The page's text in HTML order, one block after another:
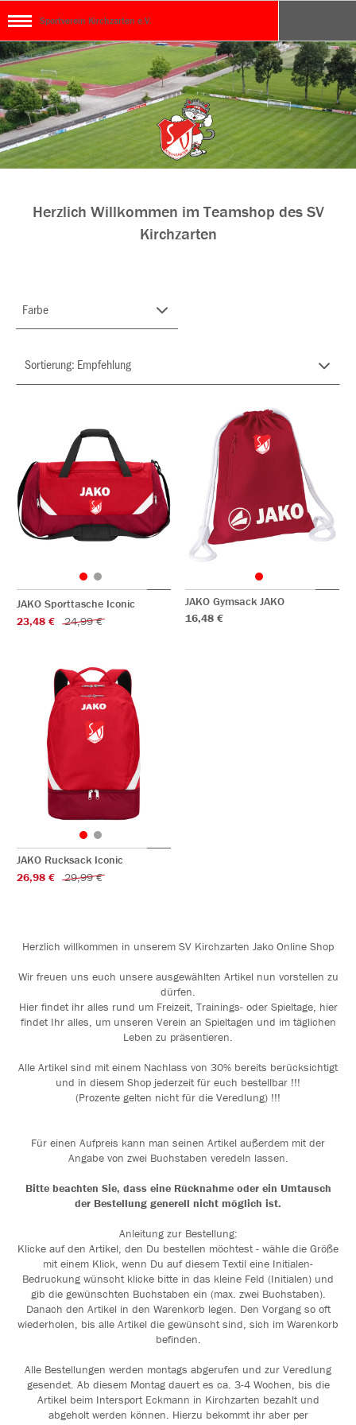
Sportverein Kirchzarten e.V.
Herzlich Willkommen im Teamshop des SV
Kirchzarten
Farbe
JAKO Sporttasche Iconic
23,48 €
24,99 €
JAKO Gymsack JAKO
16,48 €
JAKO Rucksack Iconic
26,98 €
29,99 €
Herzlich willkommen in unserem SV Kirchzarten Jako Online Shop
Wir freuen uns euch unsere ausgewählten Artikel nun vorstellen zu
dürfen.
Hier findet ihr alles rund um Freizeit, Trainings- oder Spieltage, hier
findet Ihr alles, um unseren Verein an Spieltagen und im täglichen
Leben zu präsentieren.
Alle Artikel sind mit einem Nachlass von 30% bereits berücksichtigt
und in diesem Shop jederzeit für euch bestellbar !!!
(Prozente gelten nicht für die Veredlung) !!!
Für einen Aufpreis kann man seinen Artikel außerdem mit der
Angabe von zwei Buchstaben veredeln lassen.
Bitte beachten Sie, dass eine Rücknahme oder ein Umtausch
der Bestellung generell nicht möglich ist.
Anleitung zur Bestellung:
Klicke auf den Artikel, den Du bestellen möchtest - wähle die Größe
mit einem Klick, wenn Du auf diesem Textil eine Initialen-
Bedruckung wünscht klicke bitte in das kleine Feld (Initialen) und
gib die gewünschten Buchstaben ein (max. zwei Buchstaben).
Danach den Artikel in den Warenkorb legen. Den Vorgang so oft
wiederholen, bis alle Artikel die gewünscht sind, sich im Warenkorb
befinden.
Alle Bestellungen werden montags abgerufen und zur Veredlung
gesendet. Ab diesem Montag dauert es ca. 3-4 Wochen, bis die
Artikel beim Intersport Eckmann in Kirchzarten bezahlt und
abgeholt werden können. Hierzu bekommt ihr aber per